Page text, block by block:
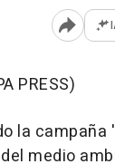
Abrir
PRESS)
la campaña
medio